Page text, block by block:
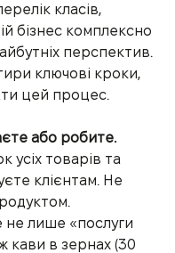
класів,
бізнес комплексно
перспектив.
ключові кроки,
цей процес.
або робите.
усіх товарів та
клієнтам. Не
не лише «послуги
кави в зернах (30